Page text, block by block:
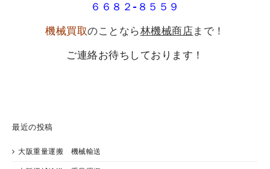
６６８２-８５５９
機械買取のことなら林機械商店まで！
ご連絡お待ちしております！
最近の投稿
大阪重量運搬 機械輸送